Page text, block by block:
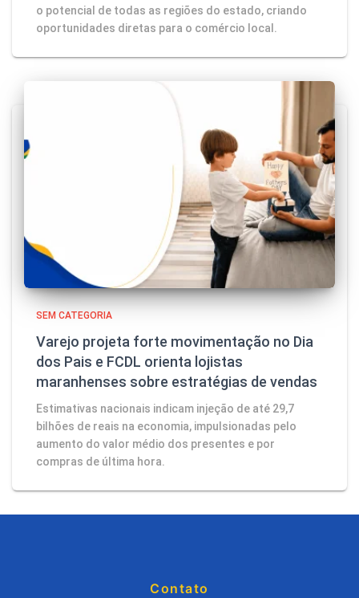
o potencial de todas as regiões do estado, criando
oportunidades diretas para o comércio local.
SEM CATEGORIA
Varejo projeta forte movimentação no Dia
dos Pais e FCDL orienta lojistas
maranhenses sobre estratégias de vendas
Estimativas nacionais indicam injeção de até 29,7
bilhões de reais na economia, impulsionadas pelo
aumento do valor médio dos presentes e por
compras de última hora.
Contato